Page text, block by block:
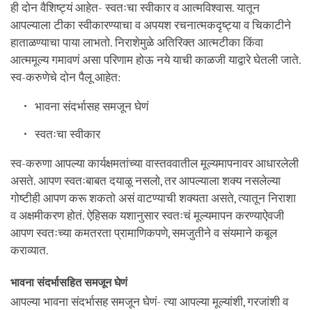
ही दोन वैशिष्ट्यं आहेत- स्वतःचा स्वीकार व आत्मविश्वास. यातून
आपल्याला टीका स्वीकारण्याचा व अपयश रचनात्मकदृष्ट्या व चिकाटीने
हाताळण्याचा पाया लाभतो. निराशेमुळे अतिरिक्त आत्मटीका किंवा
आत्ममूल्य गमावणं असा परिणाम होऊ नये याची काळजी याद्वारे घेतली जाते.
स्व-करुणेचे दोन पैलू आहेत:
भावना संदर्भासह समजून घेणं
स्वतःचा स्वीकार
स्व-करुणा आपल्या कार्यक्षमतांच्या वास्तववातील मूल्यमापनावर आधारलेली
असते. आपण स्वतःबाबत दयाळू नसलो, तर आपल्याला शक्य नसलेल्या
गोष्टीही आपण करू शकतो असं वाटण्याची शक्यता असते, त्यातून निराशा
व अक्षमीकरण होतं. ऐहिसक यशानुसार स्वतःचं मूल्यमापन करण्याऐवजी
आपण स्वतःच्या कमतरता प्रामाणिकपणे, समजुतीने व संयमाने कबूल
कराव्यात.
भावना संदर्भासहित समजून घेणं
आपल्या भावना संदर्भासह समजून घेणं- त्या आपल्या मूल्यांशी, गरजांशी व